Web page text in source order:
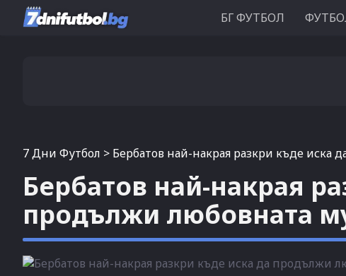
БГ ФУТБОЛ
7 Дни Футбол > Бербатов най-накрая разкри къде иска
Бербатов най-накрая
продължи любовната